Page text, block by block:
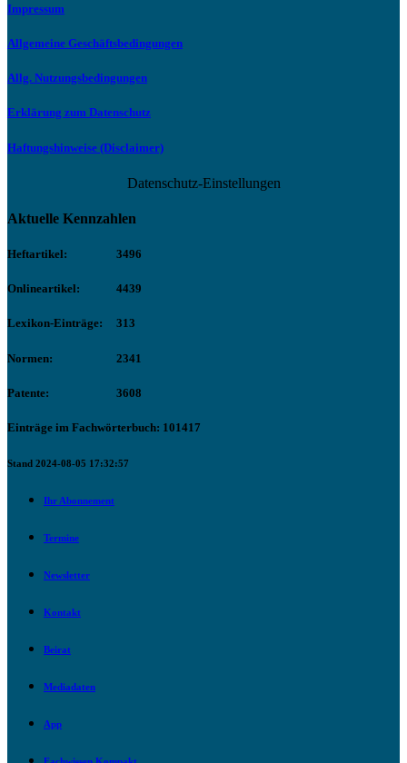
Impressum
Allgemeine Geschäftsbedingungen
Allg. Nutzungsbedingungen
Erklärung zum Datenschutz
Haftungshinweise (Disclaimer)
Datenschutz-Einstellungen
Aktuelle Kennzahlen
Heftartikel: 3496
Onlineartikel: 4439
Lexikon-Einträge: 313
Normen: 2341
Patente: 3608
Einträge im Fachwörterbuch: 101417
Stand 2024-08-05 17:32:57
Ihr Abonnement
Termine
Newsletter
Kontakt
Beirat
Mediadaten
App